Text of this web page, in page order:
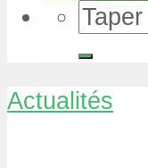
Actualités